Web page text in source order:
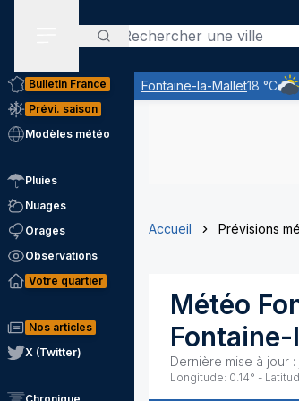
Rechercher
Fontaine-la-Mallet18 °C
Bulletin France
Prévi. saison
Modèles météo
Pluies
Nuages
Orages
Observations
Votre quartier
Nos articles
X (Twitter)
Accueil Prévisions
Météo
Dernière mise à jour :
Longitude: 0.14° -